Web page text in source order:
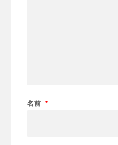
名前 *